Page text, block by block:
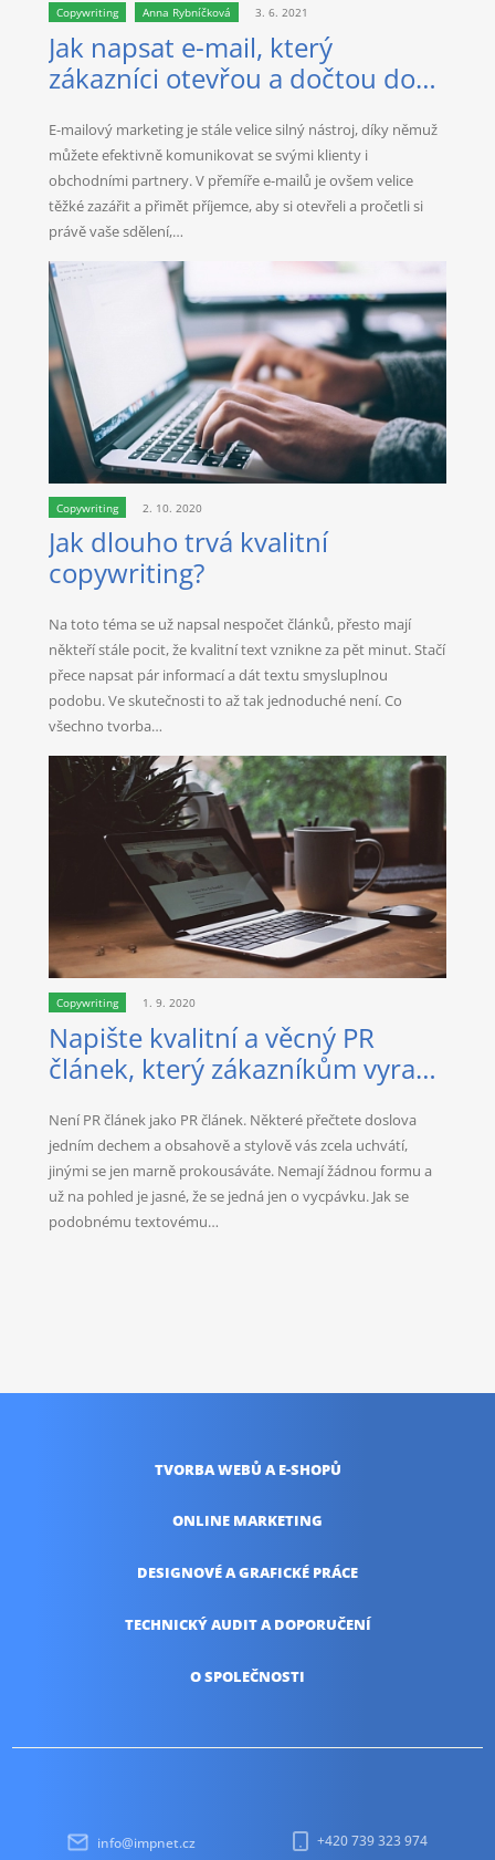
Copywriting Anna Rybníčková 3. 6. 2021
Jak napsat e-mail, který
zákazníci otevřou a dočtou do
E-mailový marketing je stále velice silný nástroj, díky němuž
můžete efektivně komunikovat se svými klienty i
obchodními partnery. V přemíře e-mailů je ovšem velice
těžké zazářit a přimět příjemce, aby si otevřeli a pročetli si
právě vaše sdělení,…
Copywriting 2. 10. 2020
Jak dlouho trvá kvalitní
copywriting?
Na toto téma se už napsal nespočet článků, přesto mají
někteří stále pocit, že kvalitní text vznikne za pět minut. Stačí
přece napsat pár informací a dát textu smysluplnou
podobu. Ve skutečnosti to až tak jednoduché není. Co
všechno tvorba…
Copywriting 1. 9. 2020
Napište kvalitní a věcný PR
článek, který zákazníkům vyrazí
Není PR článek jako PR článek. Některé přečtete doslova
jedním dechem a obsahově a stylově vás zcela uchvátí,
jinými se jen marně prokousáváte. Nemají žádnou formu a
už na pohled je jasné, že se jedná jen o vycpávku. Jak se
podobnému textovému…
TVORBA WEBŮ A E-SHOPŮ
ONLINE MARKETING
DESIGNOVÉ AGRAFICKÉ PRÁCE
TECHNICKÝ AUDITA DOPORUČENÍ
O SPOLEČNOSTI
info@impnet.cz +420 739 323 974